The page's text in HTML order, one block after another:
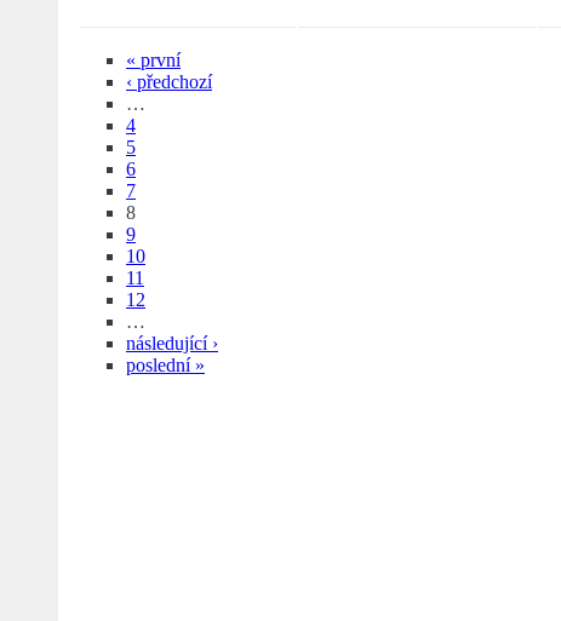
« první
‹ předchozí
…
4
5
6
7
8
9
10
11
12
…
následující ›
poslední »